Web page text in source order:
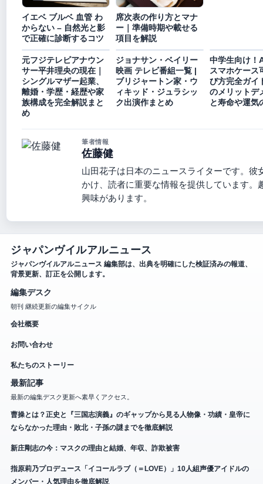
イエベ ブルベ 血管 わ
からない – 自然光と影
で正確に診断するコツ
席次表の作り方とマナ
ー｜準備時期や載せる
項目を解説
元フジテレビアナウン
サー平井理央の現在｜
シングルマザー起業、
離婚・学歴・経歴や家
族構成を完全解説まと
め
ジョナサン・ベイリー
映画 テレビ番組一覧 |
ブリジャートン家・ウ
ィキッド・ジュラシッ
ク出演作まとめ
中学生向け
スマホケース
び方完全ガイ
のメリットデ
と寿命や運気
筆者情報
佐藤健
山田花子は日本のニュースライターです。彼
かけ、読者に重要な情報を提供しています。
興味があります。
ジャパンヴイルアルニュース
ジャパンヴイルアルニュース 編集部は、出典を明確にした検証済みの報道、
背景更新、訂正を公開します。
編集デスク
朝刊 継続更新の編集サイクル
会社概要
お問い合わせ
私たちのストーリー
最新記事
最新の編集デスク更新へ素早くアクセス。
曹操とは？正史と『三国志演義』のギャップから見る人物像・功績・皇帝に
ならなかった理由・敗北・子孫の謎までを徹底解説
新庄剛志の今：マスクの理由と結婚、年収、詐欺被害
指原莉乃プロデュース「イコールラブ（＝LOVE）」10人組声優アイドルの
メンバー・人気理由を徹底解説